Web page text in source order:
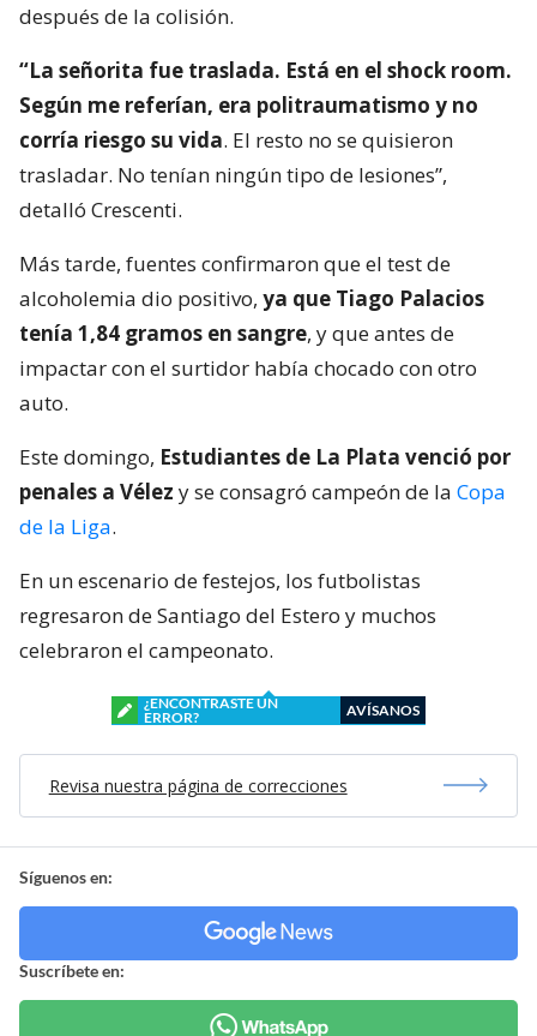
después de la colisión.
“La señorita fue traslada. Está en el shock room.
Según me referían, era politraumatismo y no
corría riesgo su vida. El resto no se quisieron
trasladar. No tenían ningún tipo de lesiones”,
detalló Crescenti.
Más tarde, fuentes confirmaron que el test de
alcoholemia dio positivo, ya que Tiago Palacios
tenía 1,84 gramos en sangre, y que antes de
impactar con el surtidor había chocado con otro
auto.
Este domingo, Estudiantes de La Plata venció por
penales a Vélez y se consagró campeón de la Copa
de la Liga.
En un escenario de festejos, los futbolistas
regresaron de Santiago del Estero y muchos
celebraron el campeonato.
¿ENCONTRASTE UN
ERROR?
AVÍSANOS
Revisa nuestra página de correcciones
Síguenos en:
Suscríbete en: